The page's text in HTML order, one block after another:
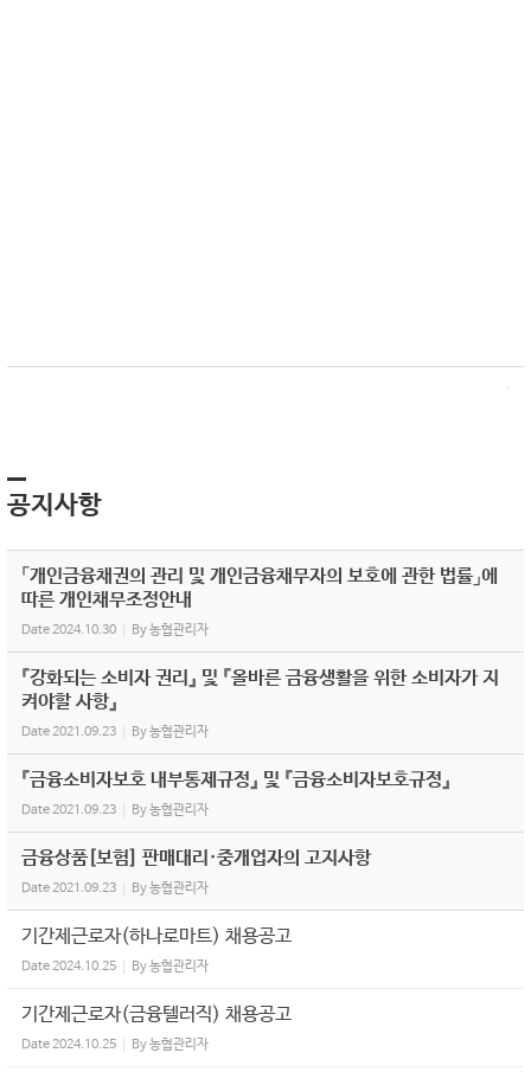
공지사항
「개인금융채권의 관리 및 개인금융채무자의 보호에 관한 법률」에
따른 개인채무조정안내
Date2024.10.30 By농협관리자
『강화되는 소비자 권리』 및 『올바른 금융생활을 위한 소비자가 지
켜야할 사항』
Date2021.09.23 By농협관리자
『금융소비자보호 내부통제규정』 및 『금융소비자보호규정』
Date2021.09.23 By농협관리자
금융상품[보험] 판매대리·중개업자의 고지사항
Date2021.09.23 By농협관리자
기간제근로자(하나로마트) 채용공고
Date2024.10.25 By농협관리자
기간제근로자(금융텔러직) 채용공고
Date2024.10.25 By농협관리자